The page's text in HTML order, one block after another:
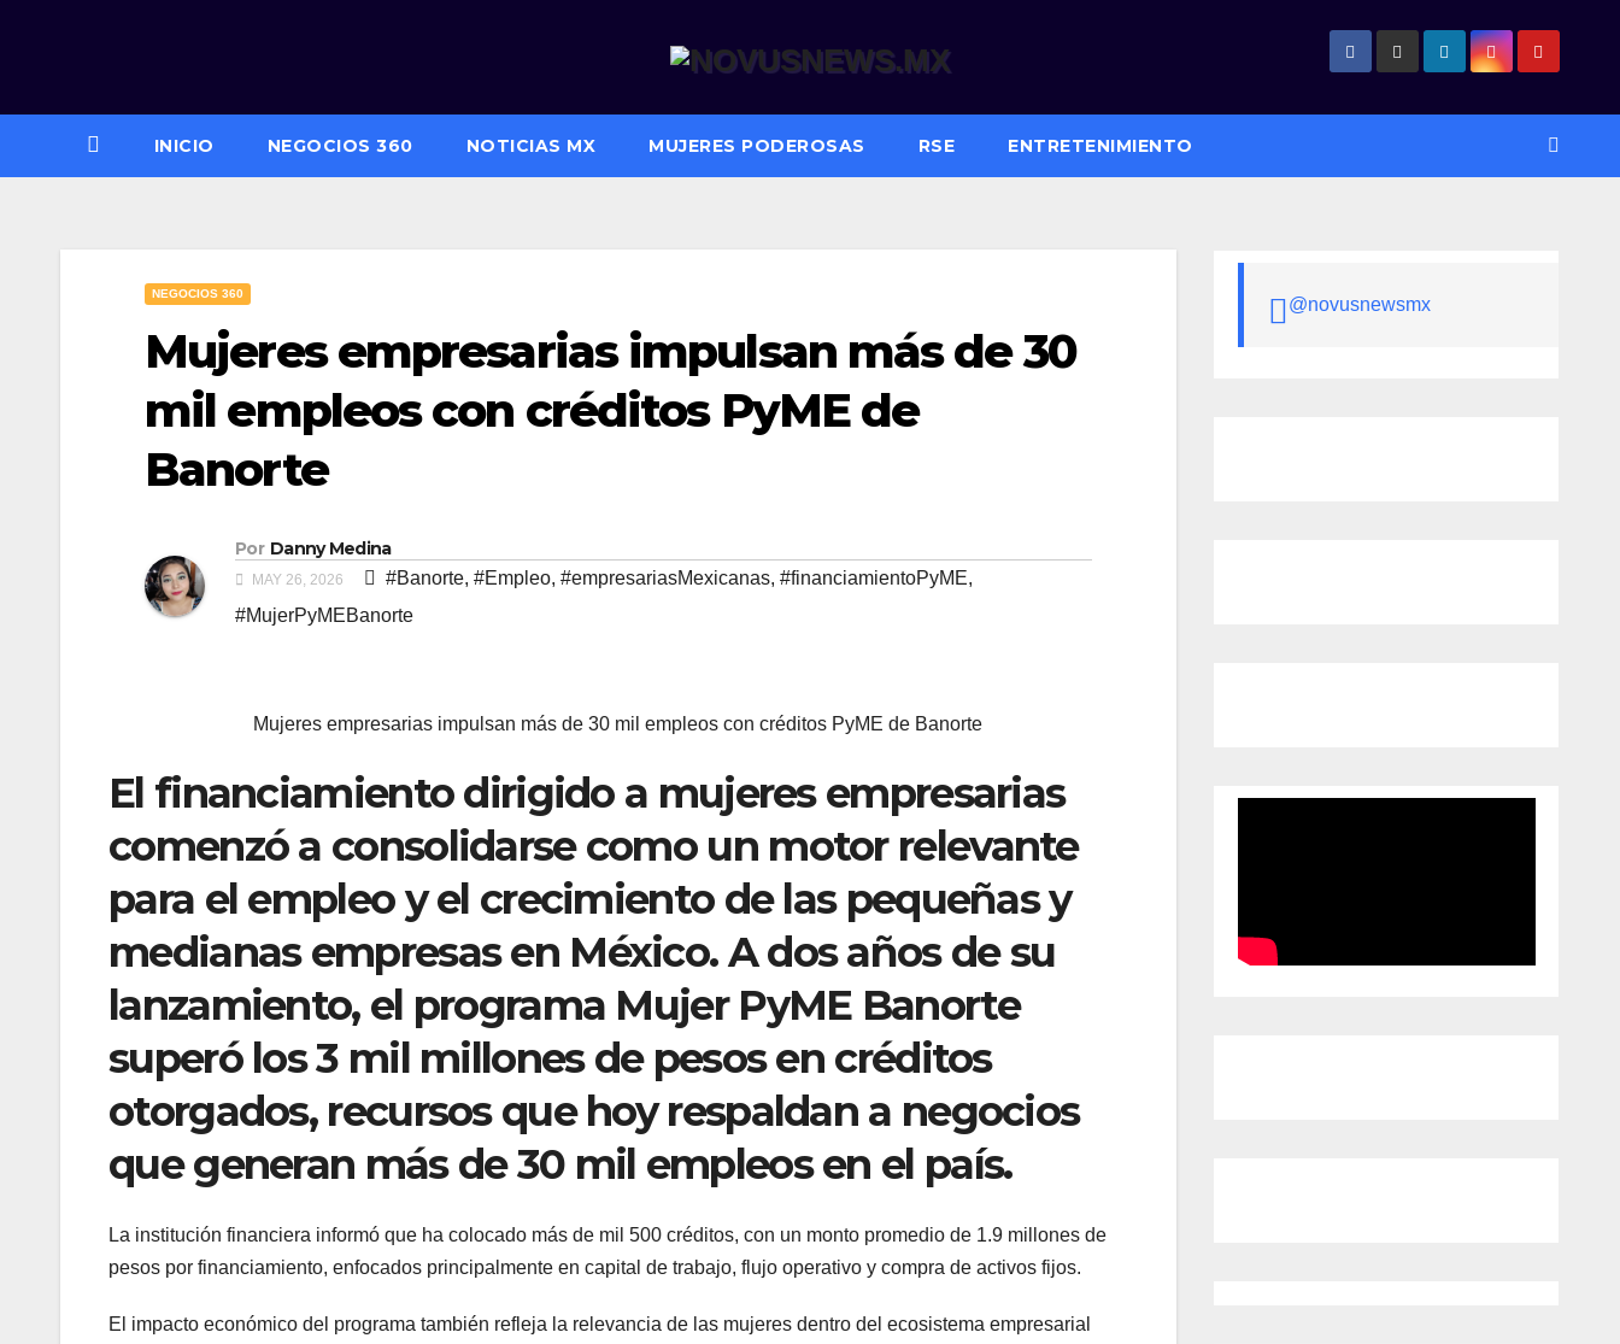
INICIO NEGOCIOS 360 NOTICIAS MX MUJERES PODEROSAS RSE ENTRETENIMIENTO
NEGOCIOS 360
Mujeres empresarias impulsan más de 30
mil empleos con créditos PyME de
Banorte
Por Danny Medina
MAY 26, 2026 #Banorte, #Empleo, #empresariasMexicanas, #financiamientoPyME,
#MujerPyMEBanorte
Mujeres empresarias impulsan más de 30 mil empleos con créditos PyME de Banorte
El financiamiento dirigido a mujeres empresarias
comenzó a consolidarse como un motor relevante
para el empleo y el crecimiento de las pequeñas y
medianas empresas en México. A dos años de su
lanzamiento, el programa Mujer PyME Banorte
superó los 3 mil millones de pesos en créditos
otorgados, recursos que hoy respaldan a negocios
que generan más de 30 mil empleos en el país.
La institución financiera informó que ha colocado más de mil 500 créditos, con un monto promedio de 1.9 millones de
pesos por financiamiento, enfocados principalmente en capital de trabajo, flujo operativo y compra de activos fijos.
El impacto económico del programa también refleja la relevancia de las mujeres dentro del ecosistema empresarial
@novusnewsmx